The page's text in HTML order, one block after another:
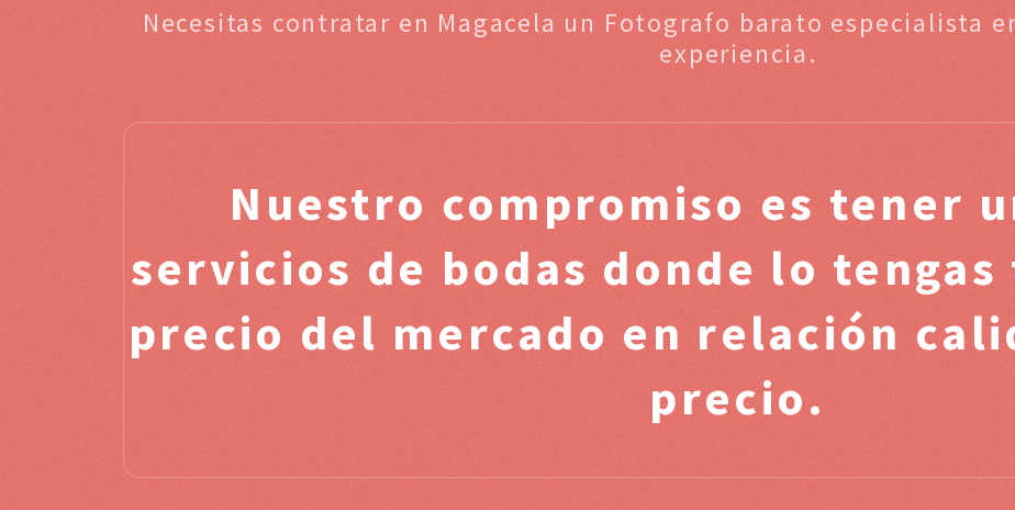
Necesitas contratar en Magacela un Fotografo barato especialista
experiencia.
Nuestro compromiso es tener
servicios de bodas donde lo
precio del mercado en relación
precio.